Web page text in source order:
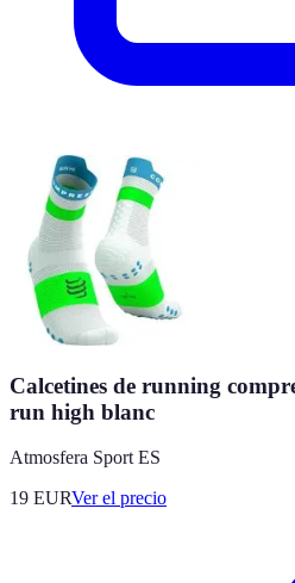
Calcetines de running
run high blanc
Atmosfera Sport ES
19 EURVer el precio